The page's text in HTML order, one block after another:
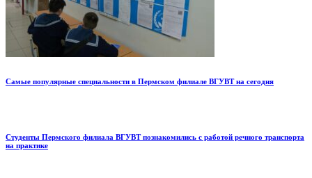
Самые популярные специальности в Пермском филиале ВГУВТ на сегодня
Студенты Пермского филиала ВГУВТ познакомились с работой речного транспорта
на практике